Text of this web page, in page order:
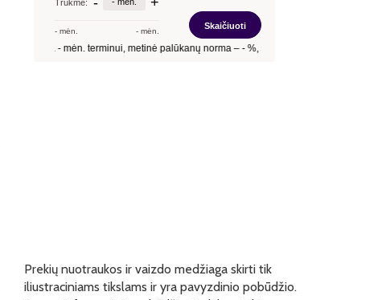
Prekių nuotraukos ir vaizdo medžiaga skirti tik
iliustraciniams tikslams ir yra pavyzdinio pobūdžio.